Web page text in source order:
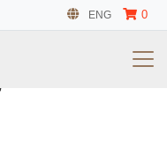
ENG 0